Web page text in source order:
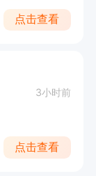
点击查看
3小时前
点击查看